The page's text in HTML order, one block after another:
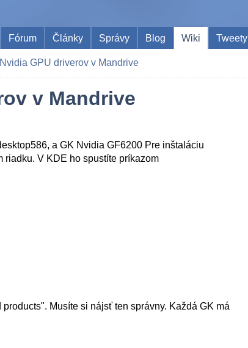
Fórum
Články Správy Blog Wiki Tweety
GPU driverov v Mandrive
v Mandrive
a GK Nvidia GF6200 Pre inštaláciu
V KDE ho spustíte príkazom
Musíte si nájsť ten správny. Každá GK má